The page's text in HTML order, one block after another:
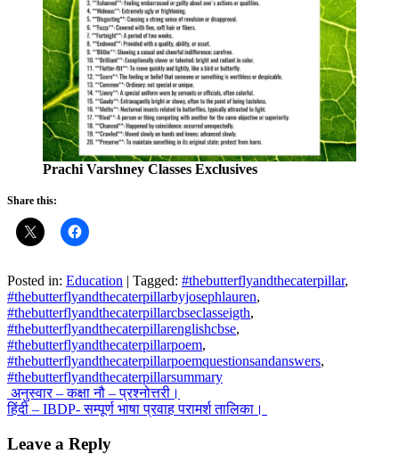
Prachi Varshney Classes Exclusives
Share this:
Posted in: Education | Tagged: #thebutterflyandthecaterpillar,
#thebutterflyandthecaterpillarbyjosephlauren,
#thebutterflyandthecaterpillarcbseclasseigth,
#thebutterflyandthecaterpillarenglishcbse,
#thebutterflyandthecaterpillarpoem,
#thebutterflyandthecaterpillarpoemquestionsandanswers,
#thebutterflyandthecaterpillarsummary
Post
navigation
अनुस्वार – कक्षा नौ – प्रश्नोत्तरी।
हिंदी – IBDP- सम्पूर्ण भाषा प्रवाह परामर्श तालिका।
Leave a Reply